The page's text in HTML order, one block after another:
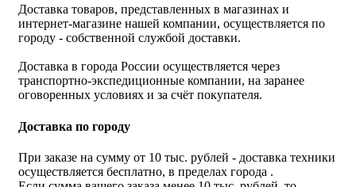
Доставка товаров, представленных в магазинах и
интернет-магазине нашей компании, осуществляется по
городу - собственной службой доставки.
Доставка в города России осуществляется через
транспортно-экспедиционные компании, на заранее
оговоренных условиях и за счёт покупателя.
Доставка по городу
При заказе на сумму от 10 тыс. рублей - доставка техники
осуществляется бесплатно, в пределах города .